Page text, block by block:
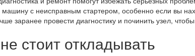
машину с неисправным стартером, особенно если вы
заранее провести диагностику и починить узел,
стоит откладывать